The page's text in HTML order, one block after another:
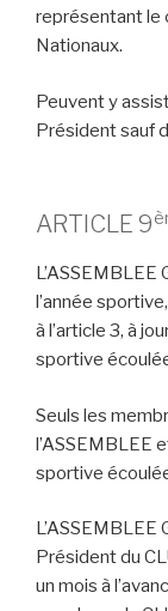
représentant le
Nationaux.
Peuvent y
Président sauf
ARTICLE 9
l’année
à l’article 3, à
sportive
Seuls les
l’ASSEMBLEE
sportive
Président du
un mois à